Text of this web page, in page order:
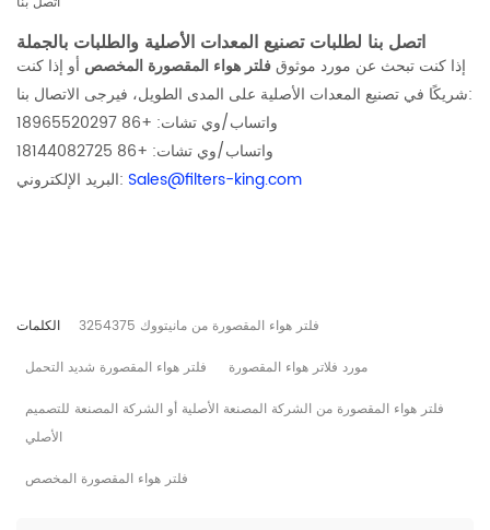
اتصل بنا لطلبات تصنيع المعدات الأصلية والطلبات بالجملة
إذا كنت تبحث عن مورد موثوقفلتر هواء المقصورة المخصص أو إذا كنت
شريكًا في تصنيع المعدات الأصلية على المدى الطويل، فيرجى الاتصال بنا:
واتساب/وي تشات: +86 18965520297
واتساب/وي تشات: +86 18144082725
البريد الإلكتروني: Sales@filters-king.com
الكلمات
فلتر هواء المقصورة من مانيتووك 3254375
فلتر هواء المقصورة شديد التحمل
مورد فلاتر هواء المقصورة
فلتر هواء المقصورة من الشركة المصنعة الأصلية أو الشركة المصنعة للتصميم
الأصلي
فلتر هواء المقصورة المخصص